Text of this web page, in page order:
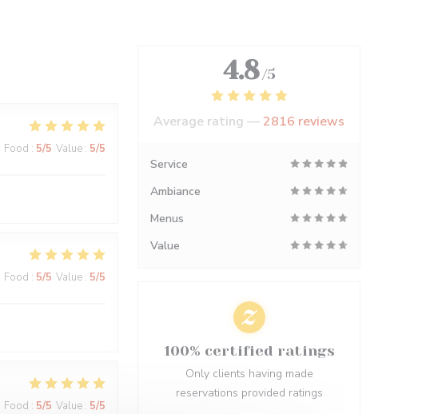
Food : 5/5 Value : 5/5
Food : 5/5 Value : 5/5
Food : 5/5 Value : 5/5
4.8 /5
Average rating —2816 reviews
Service
Ambiance
Menus
Value
100% certified ratings
Only clients having made
reservations provided ratings